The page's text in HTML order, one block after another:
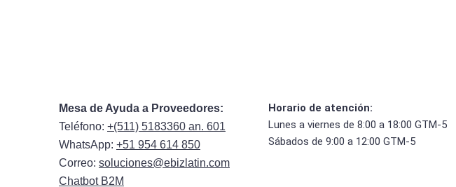
Mesa de Ayuda a Proveedores:
Teléfono: +(511) 5183360 an. 601
WhatsApp: +51 954 614 850
Correo: soluciones@ebizlatin.com
Chatbot B2M
Horario de atención:
Lunes a viernes de 8:00 a 18:00 GTM-5
Sábados de 9:00 a 12:00 GTM-5